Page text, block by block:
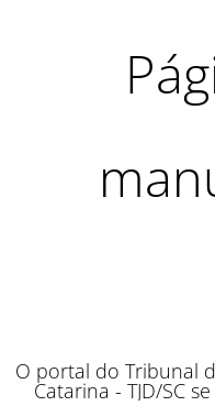
O portal do Tribunal
Catarina - TJD/SC